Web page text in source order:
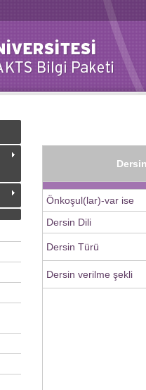
Önkoşul(lar)-var ise
Dersin Dili
Dersin Türü
Dersin verilme şekli